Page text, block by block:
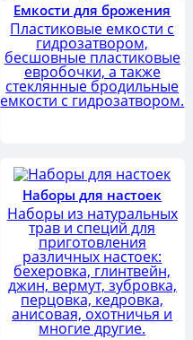
Емкости для брожения
Пластиковые емкости с
гидрозатвором,
бесшовные пластиковые
евробочки, а также
стеклянные бродильные
емкости с гидрозатвором.
Наборы для настоек
Наборы из натуральных
трав и специй для
приготовления
различных настоек:
бехеровка, глинтвейн,
джин, вермут, зубровка,
перцовка, кедровка,
анисовая, охотничья и
многие другие.